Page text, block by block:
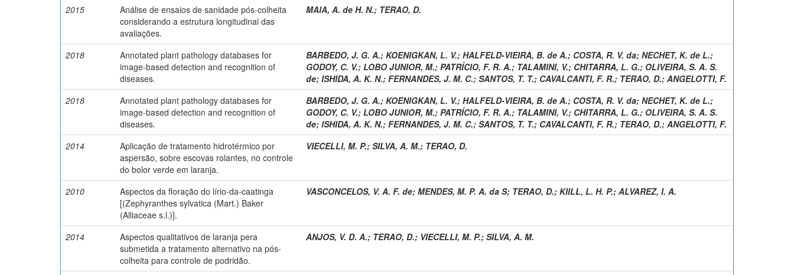
2015
Análise de ensaios de sanidade pós-colheita
considerando a estrutura longitudinal das
avaliações.
MAIA, A. de H. N.; TERAO, D.
2018
Annotated plant pathology databases for
image-based detection and recognition of
diseases.
BARBEDO, J. G. A.; KOENIGKAN, L. V.; HALFELD-VIEIRA, B. de A.; COSTA, R. V. da; NECHET, K. de L.;
GODOY, C. V.; LOBO JUNIOR, M.; PATRÍCIO, F. R. A.; TALAMINI, V.; CHITARRA, L. G.; OLIVEIRA, S. A. S.
de; ISHIDA, A. K. N.; FERNANDES, J. M. C.; SANTOS, T. T.; CAVALCANTI, F. R.; TERAO, D.; ANGELOTTI, F.
2018
Annotated plant pathology databases for
image-based detection and recognition of
diseases.
BARBEDO, J. G. A.; KOENIGKAN, L. V.; HALFELD-VIEIRA, B. de A.; COSTA, R. V. da; NECHET, K. de L.;
GODOY, C. V.; LOBO JUNIOR, M.; PATRÍCIO, F. R. A.; TALAMINI, V.; CHITARRA, L. G.; OLIVEIRA, S. A. S.
de; ISHIDA, A. K. N.; FERNANDES, J. M. C.; SANTOS, T. T.; CAVALCANTI, F. R.; TERAO, D.; ANGELOTTI, F.
2014
Aplicação de tratamento hidrotérmico por
aspersão, sobre escovas rolantes, no controle
do bolor verde em laranja.
VIECELLI, M. P.; SILVA, A. M.; TERAO, D.
2010
Aspectos da floração do lírio-da-caatinga
[(Zephyranthes sylvatica (Mart.) Baker
(Alliaceae s.l.)].
VASCONCELOS, V. A. F. de; MENDES, M. P. A. da S; TERAO, D.; KIILL, L. H. P.; ALVAREZ, I. A.
2014
Aspectos qualitativos de laranja pera
submetida a tratamento alternativo na pós-
colheita para controle de podridão.
ANJOS, V. D. A.; TERAO, D.; VIECELLI, M. P.; SILVA, A. M.